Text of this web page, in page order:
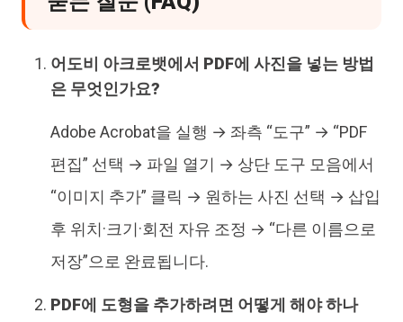
어도비 아크로뱃에서 PDF에 사진을 넣는 방법
은 무엇인가요?
Adobe Acrobat을 실행 → 좌측 “도구” → “PDF
편집” 선택 → 파일 열기 → 상단 도구 모음에서
“이미지 추가” 클릭 → 원하는 사진 선택 → 삽입
후 위치·크기·회전 자유 조정 → “다른 이름으로
저장”으로 완료됩니다.
PDF에 도형을 추가하려면 어떻게 해야 하나